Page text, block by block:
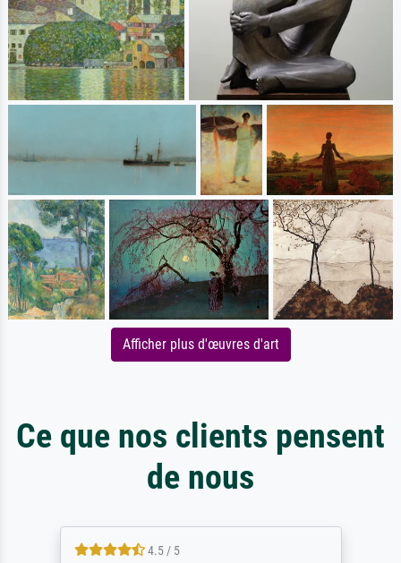
Afficher plus d'œuvres d'art
Ce que nos clients pensent
de nous
4.5 / 5